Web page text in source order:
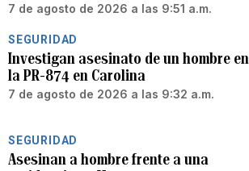
7 de agosto de 2026 a las 9:51 a.m.
SEGURIDAD
Investigan asesinato de un hombre en
la PR-874 en Carolina
7 de agosto de 2026 a las 9:32 a.m.
SEGURIDAD
Asesinan a hombre frente a una